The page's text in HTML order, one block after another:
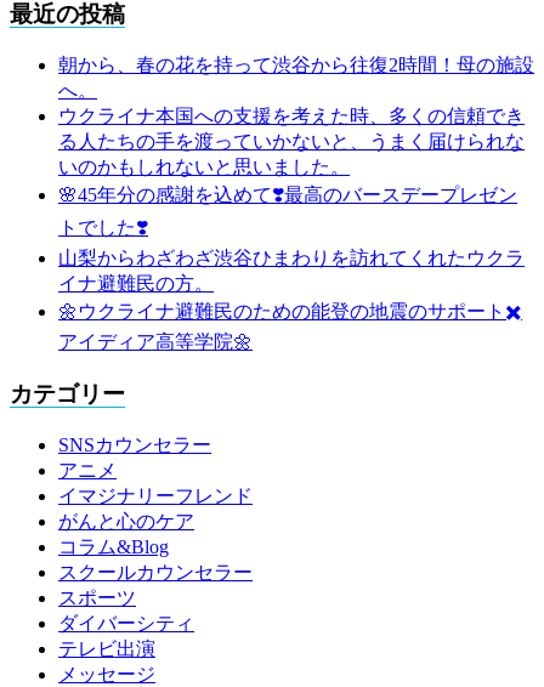
最近の投稿
朝から、春の花を持って渋谷から往復2時間！母の施設
へ。
ウクライナ本国への支援を考えた時、多くの信頼でき
る人たちの手を渡っていかないと、うまく届けられな
いのかもしれないと思いました。
🌸45年分の感謝を込めて❣️最高のバースデープレゼン
トでした❣️
山梨からわざわざ渋谷ひまわりを訪れてくれたウクラ
イナ避難民の方。
🌼ウクライナ避難民のための能登の地震のサポート✖️
アイディア高等学院🌼
カテゴリー
SNSカウンセラー
アニメ
イマジナリーフレンド
がんと心のケア
コラム&Blog
スクールカウンセラー
スポーツ
ダイバーシティ
テレビ出演
メッセージ